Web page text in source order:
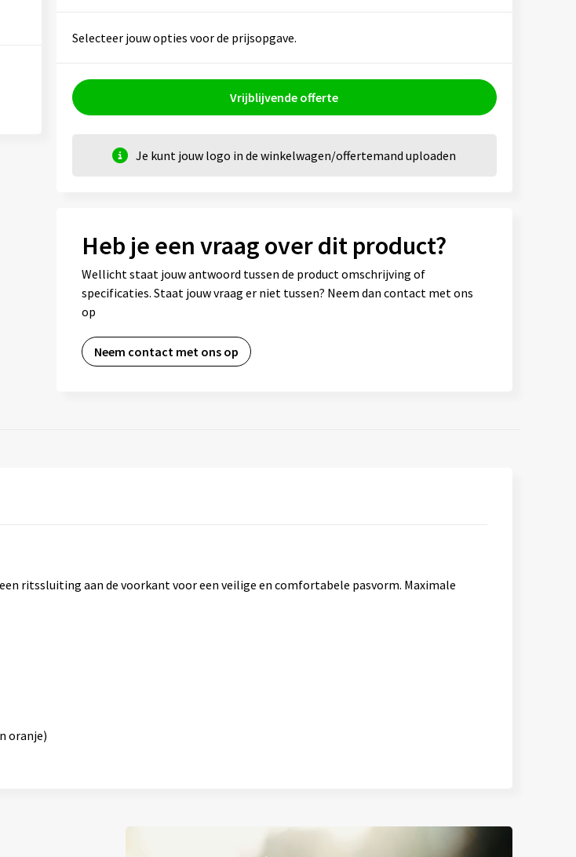
Selecteer jouw opties voor de prijsopgave.
Vrijblijvende offerte
Je kunt jouw logo in de winkelwagen/offertemand uploaden
Heb je een vraag over dit product?
Wellicht staat jouw antwoord tussen de product omschrijving of
specificaties. Staat jouw vraag er niet tussen? Neem dan contact met ons
op
Neem contact met ons op
ritssluiting aan de voorkant voor een veilige en comfortabele pasvorm. Maximale
oranje)